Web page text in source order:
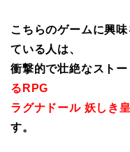
こちらのゲームに興
ている人は、
衝撃的で壮絶なスト
るRPG
ラグナドール 妖しき
す。